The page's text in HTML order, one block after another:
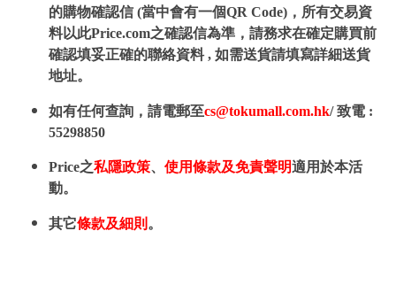
的購物確認信 (當中會有一個QR Code)，所有交易資
料以此Price.com之確認信為準，請務求在確定購買前
確認填妥正確的聯絡資料 , 如需送貨請填寫詳細送貨
地址。
如有任何查詢，請電郵至cs@tokumall.com.hk/ 致電 :
55298850
Price之私隱政策、 使用條款及免責聲明適用於本活
動。
其它條款及細則 。